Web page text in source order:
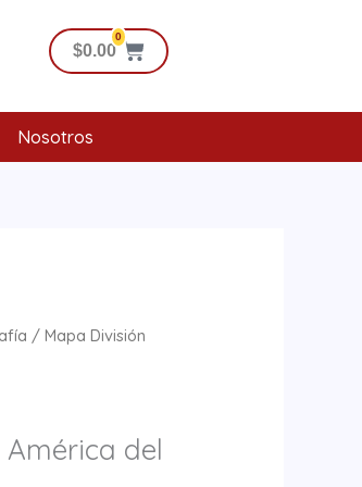
$0.00
0
Cart
Nosotros
/ Mapa División
del